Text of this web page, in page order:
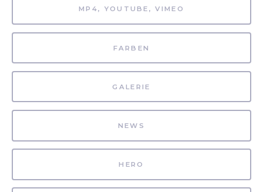
MP4, YOUTUBE, VIMEO
FARBEN
GALERIE
NEWS
HERO